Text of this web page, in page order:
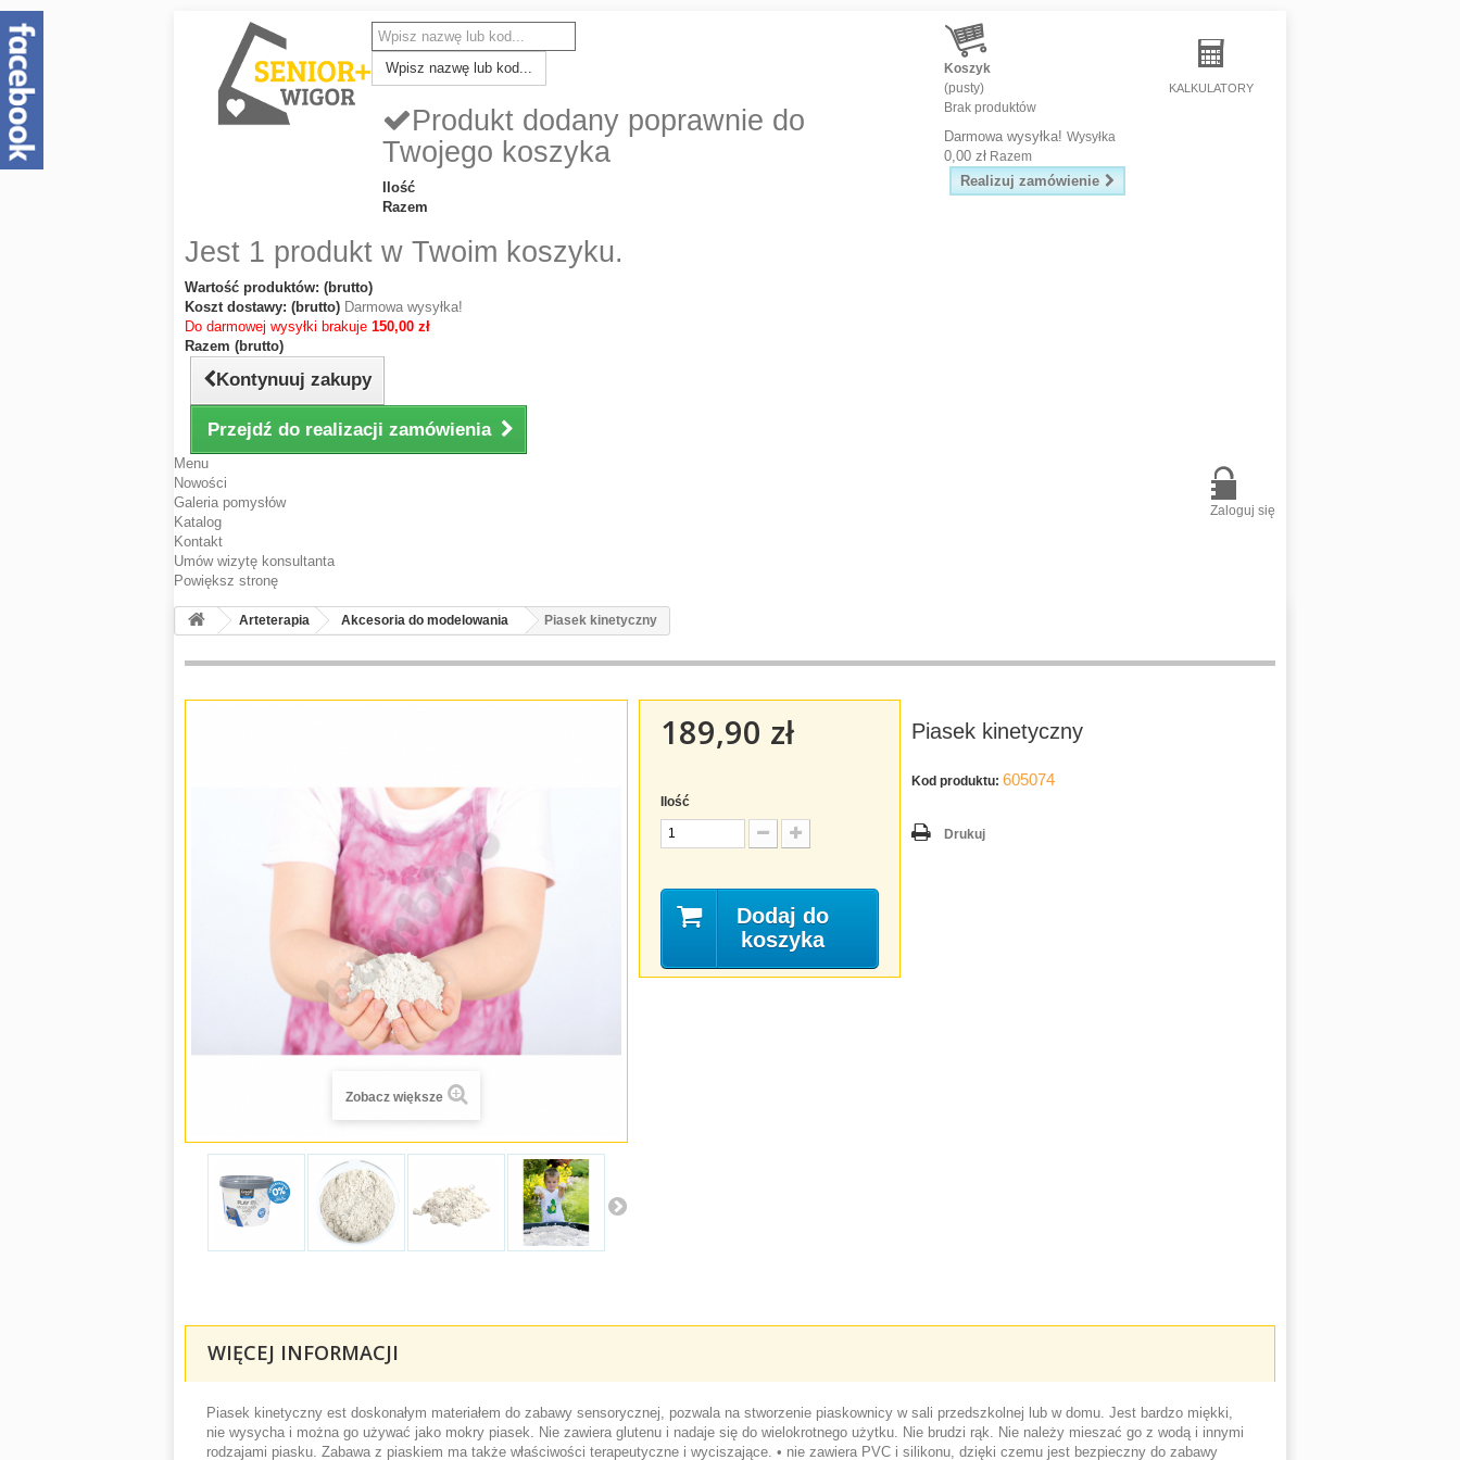
Wpisz nazwę lub kod...
KALKULATORY
Koszyk
(pusty)
Brak produktów
Darmowa wysyłka! Wysyłka
0,00 zł Razem
Realizuj zamówienie
Produkt dodany poprawnie do
Twojego koszyka
Ilość
Razem
Jest 1 produkt w Twoim koszyku.
Wartość produktów: (brutto)
Koszt dostawy: (brutto) Darmowa wysyłka!
Do darmowej wysyłki brakuje 150,00 zł
Razem (brutto)
Kontynuuj zakupy
Przejdź do realizacji zamówienia
Zaloguj się
Menu
Nowości
Galeria pomysłów
Katalog
Kontakt
Umów wizytę konsultanta
Powiększ stronę
Arteterapia Akcesoria do modelowania Piasek kinetyczny
Zobacz większe
Piasek kinetyczny
Kod produktu: 605074
Drukuj
189,90 zł
Ilość
Dodaj do
koszyka
WIĘCEJ INFORMACJI
Piasek kinetyczny est doskonałym materiałem do zabawy sensorycznej, pozwala na stworzenie piaskownicy w sali przedszkolnej lub w domu. Jest bardzo miękki,
nie wysycha i można go używać jako mokry piasek. Nie zawiera glutenu i nadaje się do wielokrotnego użytku. Nie brudzi rąk. Nie należy mieszać go z wodą i innymi
rodzajami piasku. Zabawa z piaskiem ma także właściwości terapeutyczne i wyciszające. • nie zawiera PVC i silikonu, dzięki czemu jest bezpieczny do zabawy